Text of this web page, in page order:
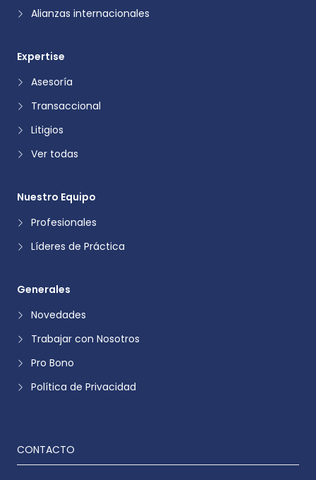
Alianzas internacionales
Expertise
Asesoría
Transaccional
Litigios
Ver todas
Nuestro Equipo
Profesionales
Líderes de Práctica
Generales
Novedades
Trabajar con Nosotros
Pro Bono
Política de Privacidad
CONTACTO